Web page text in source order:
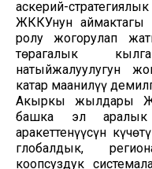
аскерий-
ЖККУнун аймактагы
ролу жогорулап
төрагалык
натыйжалуулугун
катар маанилүү
Акыркы жылдары
башка эл
аракеттенүүсүн
глобалдык,
коопсуздук